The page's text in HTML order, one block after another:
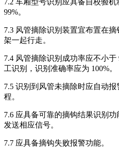
7.2 车厢型号识别应具备自校验
99%。
7.3 风管摘除识别装置宜布置在
架一起行走。
7.4 风管摘除识别成功率应不小于
工识别，识别准确率应为 100%。
7.5 识别到风管未摘除时应自动
程。
7.6 应具备可靠的摘钩结果识别
发送相应信号。
7.7 应具备摘钩失败报警功能。